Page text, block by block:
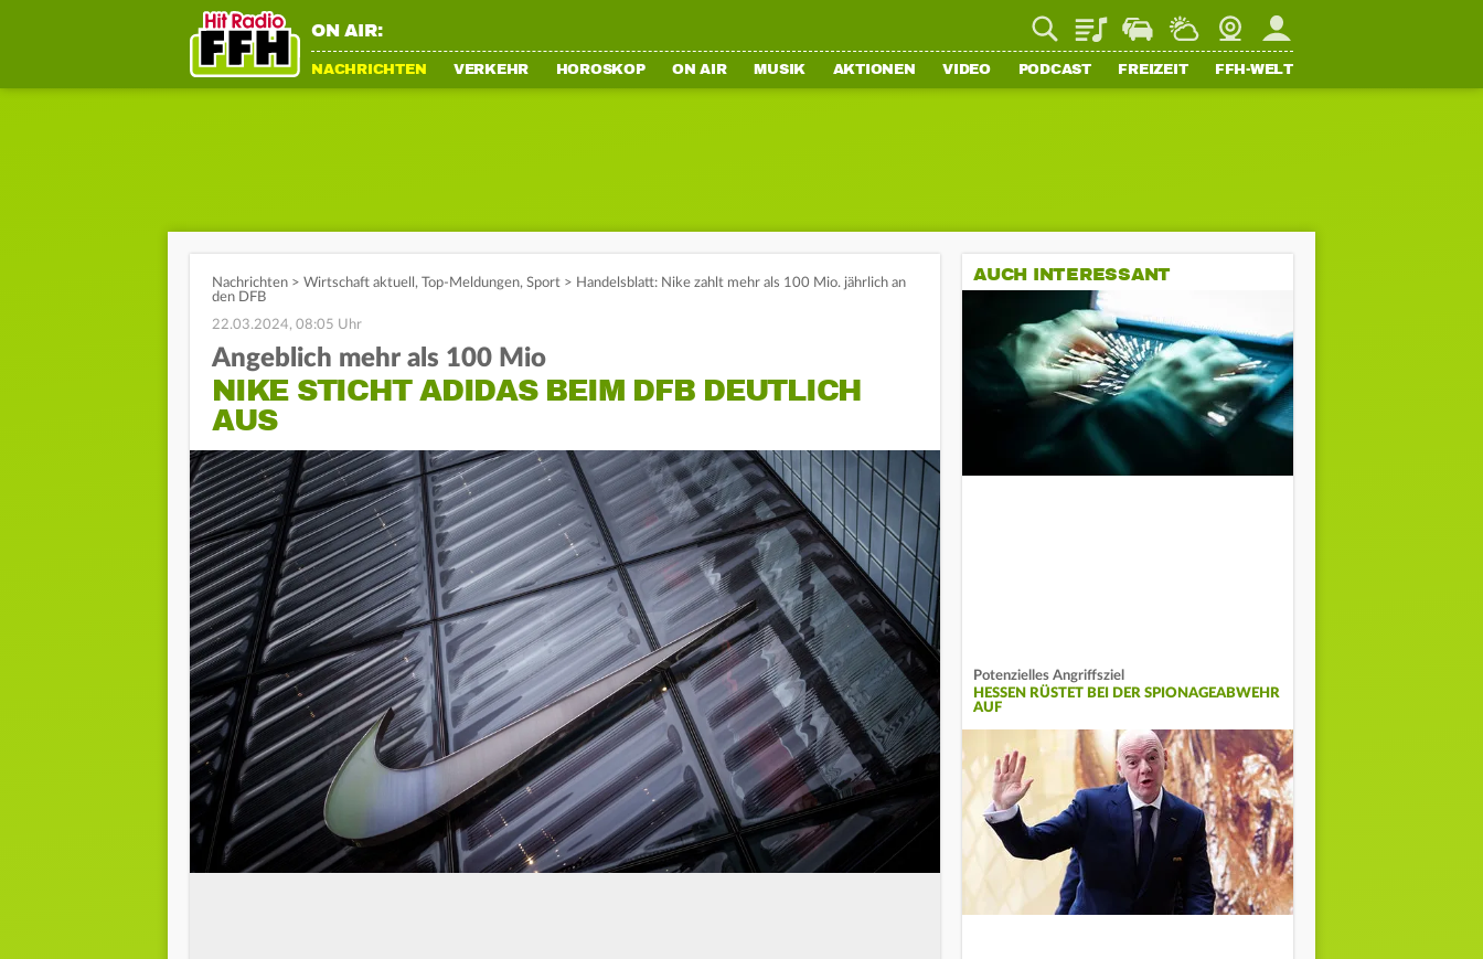
ON AIR: PlaylistStaupilotWetterWebcamMein FFH
NACHRICHTEN VERKEHR HOROSKOP ON AIR MUSIK AKTIONEN VIDEO PODCAST FREIZEIT FFH-WELT
Nachrichten > Wirtschaft aktuell , Top-Meldungen, Sport > Handelsblatt: Nike zahlt mehr als 100 Mio. jährlich an
den DFB
22.03.2024, 08:05 Uhr
Angeblich mehr als 100 Mio
NIKE STICHT ADIDAS BEIM DFB DEUTLICH
AUS
AUCH INTERESSANT
Potenzielles Angriffsziel
HESSEN RÜSTET BEI DER SPIONAGEABWEHR
AUF